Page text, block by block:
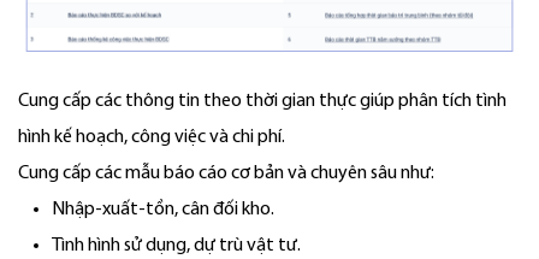
Cung cấp các thông tin theo thời gian thực giúp phân tích tình
hình kế hoạch, công việc và chi phí.
Cung cấp các mẫu báo cáo cơ bản và chuyên sâu như:
Nhập-xuất-tồn, cân đối kho.
Tình hình sử dụng, dự trù vật tư.